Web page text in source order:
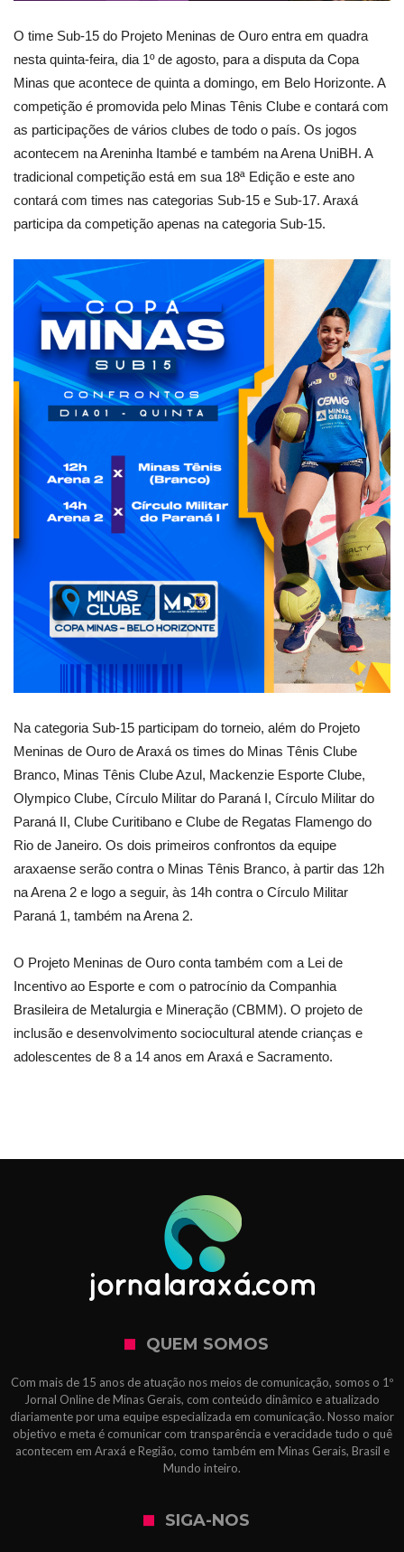
O time Sub-15 do Projeto Meninas de Ouro entra em quadra
nesta quinta-feira, dia 1º de agosto, para a disputa da Copa
Minas que acontece de quinta a domingo, em Belo Horizonte. A
competição é promovida pelo Minas Tênis Clube e contará com
as participações de vários clubes de todo o país. Os jogos
acontecem na Areninha Itambé e também na Arena UniBH. A
tradicional competição está em sua 18ª Edição e este ano
contará com times nas categorias Sub-15 e Sub-17. Araxá
participa da competição apenas na categoria Sub-15.
Na categoria Sub-15 participam do torneio, além do Projeto
Meninas de Ouro de Araxá os times do Minas Tênis Clube
Branco, Minas Tênis Clube Azul, Mackenzie Esporte Clube,
Olympico Clube, Círculo Militar do Paraná I, Círculo Militar do
Paraná II, Clube Curitibano e Clube de Regatas Flamengo do
Rio de Janeiro. Os dois primeiros confrontos da equipe
araxaense serão contra o Minas Tênis Branco, à partir das 12h
na Arena 2 e logo a seguir, às 14h contra o Círculo Militar
Paraná 1, também na Arena 2.
O Projeto Meninas de Ouro conta também com a Lei de
Incentivo ao Esporte e com o patrocínio da Companhia
Brasileira de Metalurgia e Mineração (CBMM). O projeto de
inclusão e desenvolvimento sociocultural atende crianças e
adolescentes de 8 a 14 anos em Araxá e Sacramento.
QUEM SOMOS
Com mais de 15 anos de atuação nos meios de comunicação, somos o 1º
Jornal Online de Minas Gerais, com conteúdo dinâmico e atualizado
diariamente por uma equipe especializada em comunicação. Nosso maior
objetivo e meta é comunicar com transparência e veracidade tudo o quê
acontecem em Araxá e Região, como também em Minas Gerais, Brasil e
Mundo inteiro.
SIGA-NOS